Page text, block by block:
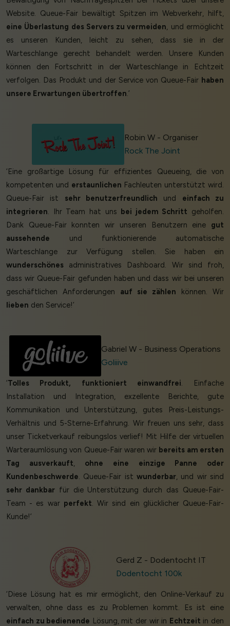
Website. Queue-Fair bewältigt Spitzen im Webverkehr, hilft,
eine Überlastung des Servers zu vermeiden, und ermöglicht
es unseren Kunden, leicht zu sehen, dass sie in der
Warteschlange gerecht behandelt werden. Unsere Kunden
können den Fortschritt in der Warteschlange in Echtzeit
verfolgen. Das Produkt und der Service von Queue-Fair haben
unsere Erwartungen übertroffen.’
Robin W - Organiser
Rock The Joint
‘Eine großartige Lösung für effizientes Queueing, die von
kompetenten und erstaunlichen Fachleuten unterstützt wird.
Queue-Fair ist sehr benutzerfreundlich und einfach zu
integrieren. Ihr Team hat uns bei jedem Schritt geholfen.
Dank Queue-Fair konnten wir unseren Benutzern eine gut
aussehende und funktionierende automatische
Warteschlange zur Verfügung stellen. Sie haben ein
wunderschönes administratives Dashboard. Wir sind froh,
dass wir Queue-Fair gefunden haben und dass wir bei unseren
geschäftlichen Anforderungen auf sie zählen können. Wir
lieben den Service!’
Gabriel W - Business Operations
Goliiive
‘Tolles Produkt, funktioniert einwandfrei. Einfache
Installation und Integration, exzellente Berichte, gute
Kommunikation und Unterstützung, gutes Preis-Leistungs-
Verhältnis und 5-Sterne-Erfahrung. Wir freuen uns sehr, dass
unser Ticketverkauf reibungslos verlief! Mit Hilfe der virtuellen
Warteraumlösung von Queue-Fair waren wir bereits am ersten
Tag ausverkauft, ohne eine einzige Panne oder
Kundenbeschwerde. Queue-Fair ist wunderbar, und wir sind
sehr dankbarfür die Unterstützung durch das Queue-Fair-
Team - es war perfekt. Wir sind ein glücklicher Queue-Fair-
Kunde!’
Gerd Z - Dodentocht IT
Dodentocht 100k
‘Diese Lösung hat es mir ermöglicht, den Online-Verkauf zu
verwalten, ohne dass es zu Problemen kommt. Es ist eine
einfach zu bedienende Lösung, mit der wir in Echtzeit in den